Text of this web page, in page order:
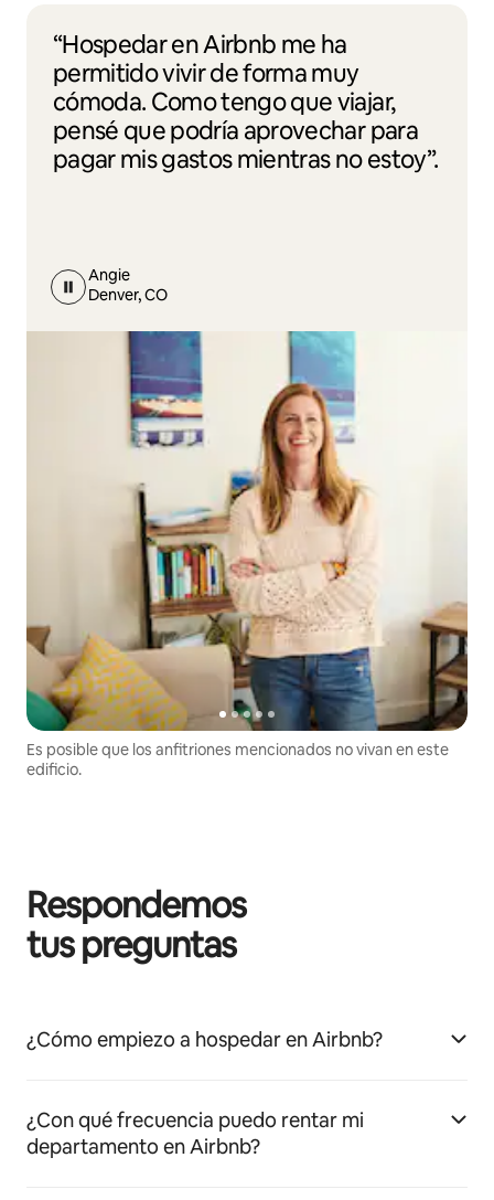
“Hospedar en Airbnb me ha
permitido vivir de forma muy
cómoda. Como tengo que viajar,
pensé que podría aprovechar para
pagar mis gastos mientras no estoy”.
Angie
Denver, CO
Es posible que los anfitriones mencionados no vivan en este
edificio.
Respondemos
tus preguntas
¿Cómo empiezo a hospedar en Airbnb?
¿Con qué frecuencia puedo rentar mi
departamento en Airbnb?